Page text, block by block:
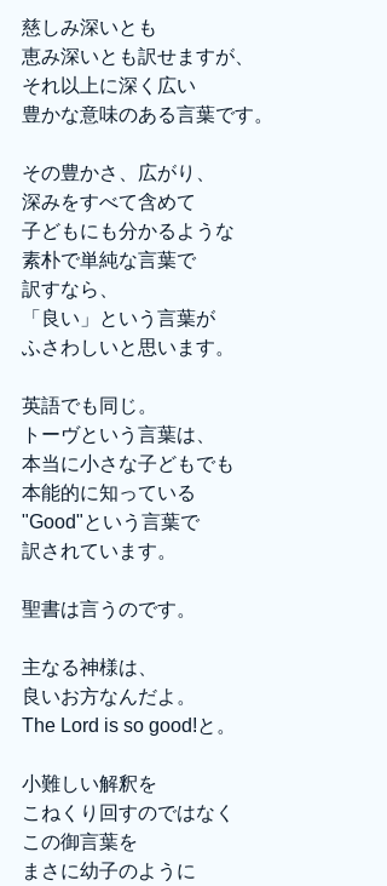
慈しみ深いとも
恵み深いとも訳せますが、
それ以上に深く広い
豊かな意味のある言葉です。
その豊かさ、広がり、
深みをすべて含めて
子どもにも分かるような
素朴で単純な言葉で
訳すなら、
「良い」という言葉が
ふさわしいと思います。
英語でも同じ。
トーヴという言葉は、
本当に小さな子どもでも
本能的に知っている
"Good"という言葉で
訳されています。
聖書は言うのです。
主なる神様は、
良いお方なんだよ。
The Lord is so good!と。
小難しい解釈を
こねくり回すのではなく
この御言葉を
まさに幼子のように